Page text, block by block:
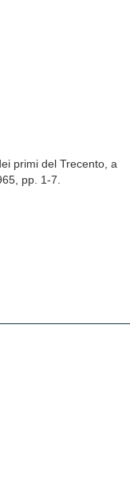
primi del Trecento, a
pp. 1-7.